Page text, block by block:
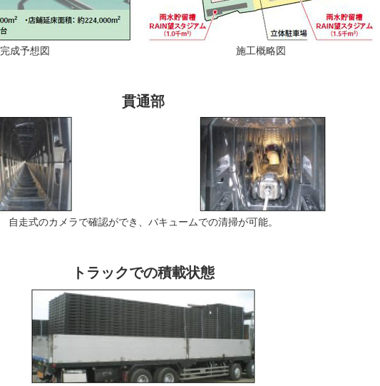
完成予想図 施工概略図
貫通部
自走式のカメラで確認ができ、バキュームでの清掃が可能。
トラックでの積載状態